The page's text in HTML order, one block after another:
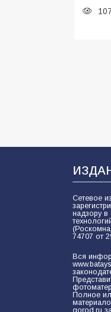
107
2026
98
Сетевое
надзору
74707 от
Вся
Полное
gorod.ru